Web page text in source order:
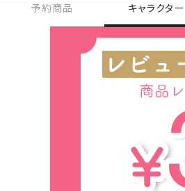
予約商品 キャラクター